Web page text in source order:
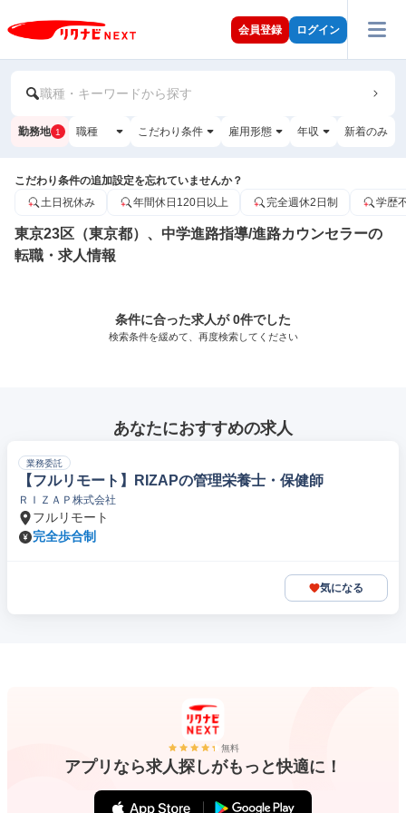
会員登録 ログイン
職種・キーワードから探す
勤務地 1 職種 こだわり条件 雇用形態 年収 新着のみ
こだわり条件の追加設定を忘れていませんか？
土日祝休み
年間休日120日以上 完全週休2日制 学歴
東京23区（東京都）、中学進路指導/進路カウンセラーの
転職・求人情報
条件に合った求人が 0件でした
検索条件を緩めて、再度検索してください
あなたにおすすめの求人
業務委託
【フルリモート】RIZAPの管理栄養士・保健師
ＲＩＺＡＰ株式会社
フルリモート
完全歩合制
気になる
無料
アプリなら求人探しがもっと快適に！